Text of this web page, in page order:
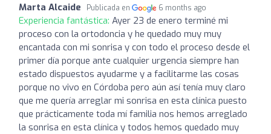
Marta Alcaide Publicada en 6 months ago
Experiencia fantástica: Ayer 23 de enero terminé mi
proceso con la ortodoncia y he quedado muy muy
encantada con mi sonrisa y con todo el proceso desde el
primer día porque ante cualquier urgencia siempre han
estado dispuestos ayudarme y a facilitarme las cosas
porque no vivo en Córdoba pero aún así tenía muy claro
que me quería arreglar mi sonrisa en esta clínica puesto
que prácticamente toda mí familia nos hemos arreglado
la sonrisa en esta clínica y todos hemos quedado muy